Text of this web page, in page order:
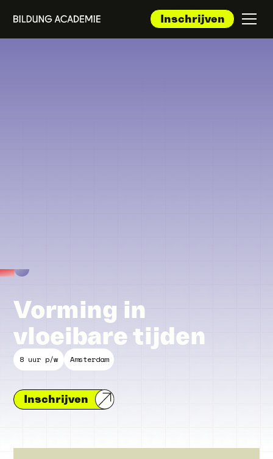
Inschrijven
Vorming in
vloeibare tijden
8 uur p/w Amsterdam
Inschrijven